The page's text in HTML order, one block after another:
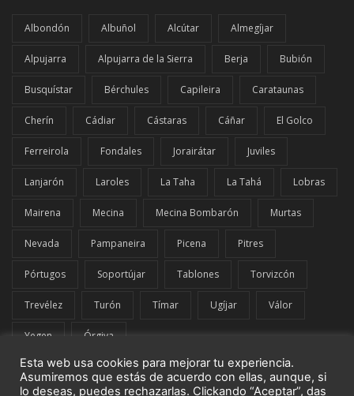
Albondón Albuñol Alcútar Almegíjar
Alpujarra Alpujarra de la Sierra Berja Bubión
Busquístar Bérchules Capileira Carataunas
Cherín Cádiar Cástaras Cáñar El Golco
Ferreirola Fondales Jorairátar Juviles
Lanjarón Laroles La Taha La Tahá Lobras
Mairena Mecina Mecina Bombarón Murtas
Nevada Pampaneira Picena Pitres
Pórtugos Soportújar Tablones Torvizcón
Trevélez Turón Tímar Ugíjar Válor
Yegen Órgiva
Esta web usa cookies para mejorar tu experiencia.
Asumiremos que estás de acuerdo con ellas, aunque, si
lo deseas, puedes rechazarlas. Clickando “Aceptar”, das